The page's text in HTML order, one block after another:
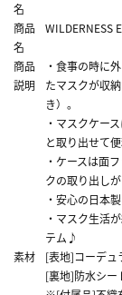
名
商品
名
WILDERNESS
商品
説明
・食事の時に
たマスクが収
き）。
・マスクケー
と取り出せて便
・ケースは面
クの取り出しが
・安心の日本
・マスク生活
テム♪
素材
[表地]コーデュ
[裏地]防水シー